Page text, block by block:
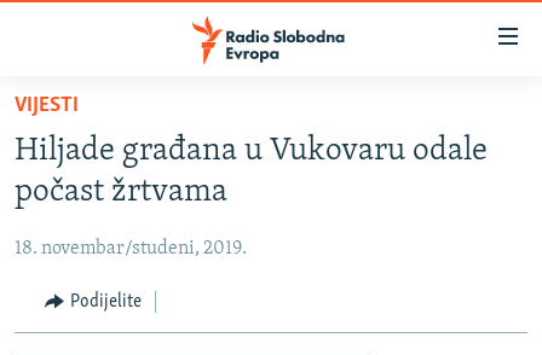
Pređite
glavni
sadržaj
Pređite
na
navigaciju
Pređite
VIJESTI
BOSNA I HERCEGOVINA
SRBIJA
KOSOVO
CRNA GORA
VIJESTI
Hiljade građana u Vukovaru odale
počast žrtvama
18. novembar/studeni, 2019.
Podijelite